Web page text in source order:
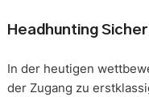
Headhunting
In der heutigen
der Zugang zu